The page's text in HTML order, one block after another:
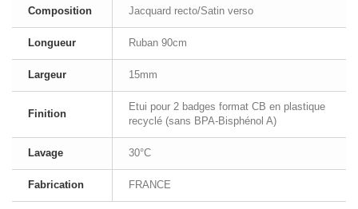
Composition Jacquard recto/Satin verso
Longueur Ruban 90cm
Largeur 15mm
Finition
Etui pour 2 badges format CB en plastique
recyclé (sans BPA-Bisphénol A)
Lavage 30°C
Fabrication FRANCE